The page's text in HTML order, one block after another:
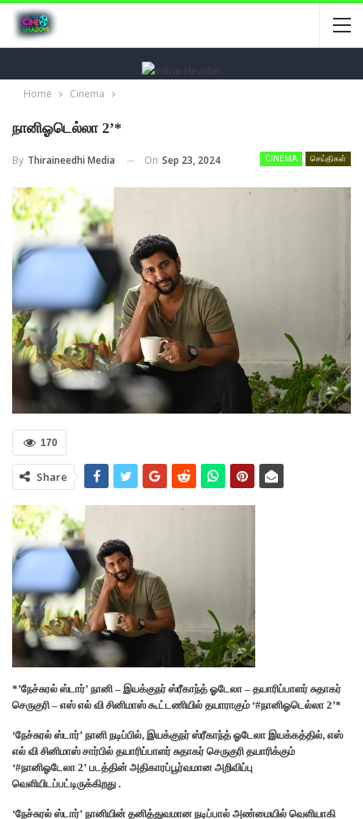
Home Cinema
நானிஓடெல்லா 2’*
CINEMA செய்திகள்
By Thiraineedhi Media On Sep 23, 2024
170
Share
*’நேச்சுரல் ஸ்டார்’ நானி – இயக்குநர் ஸ்ரீகாந்த் ஓடேலா – தயாரிப்பாளர் சுதாகர்
செருகுரி – எஸ் எல் வி சினிமாஸ் கூட்டணியில் தயாராகும் ‘#நானிஓடெல்லா 2’*
‘நேச்சுரல் ஸ்டார்’ நானி நடிப்பில், இயக்குநர் ஸ்ரீகாந்த் ஓடேலா இயக்கத்தில், எஸ்
எல் வி சினிமாஸ் சார்பில் தயாரிப்பாளர் சுதாகர் செருகுரி தயாரிக்கும்
‘#நானிஓடேலா 2’ படத்தின் அதிகாரப்பூர்வமான அறிவிப்பு
வெளியிடப்பட்டிருக்கிறது .
‘நேச்சுரல் ஸ்டார்’ நானியின் தனித்துவமான நடிப்பால் அண்மையில் வெளியாகி